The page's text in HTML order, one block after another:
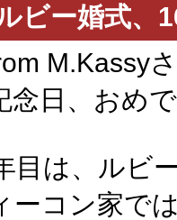
ビー婚式、
M.Kassy
念日、おめ
目は、ルビ
ーコン家で